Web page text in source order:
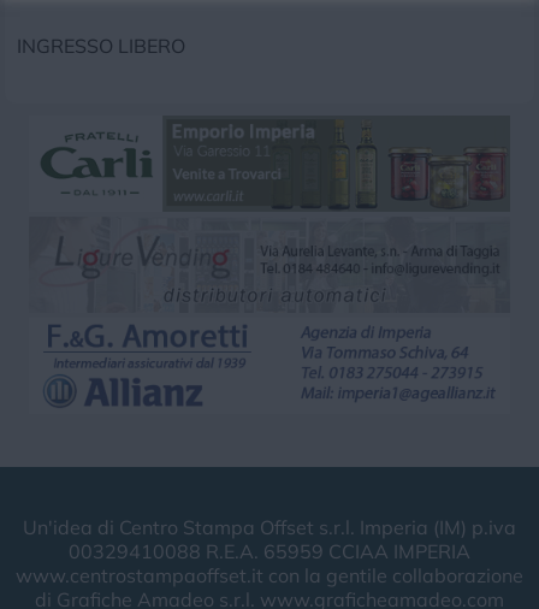
INGRESSO LIBERO
Un'idea di Centro Stampa Offset s.r.l. Imperia (IM) p.iva
00329410088 R.E.A. 65959 CCIAA IMPERIA
www.centrostampaoffset.it con la gentile collaborazione
di Grafiche Amadeo s.r.l. www.graficheamadeo.com